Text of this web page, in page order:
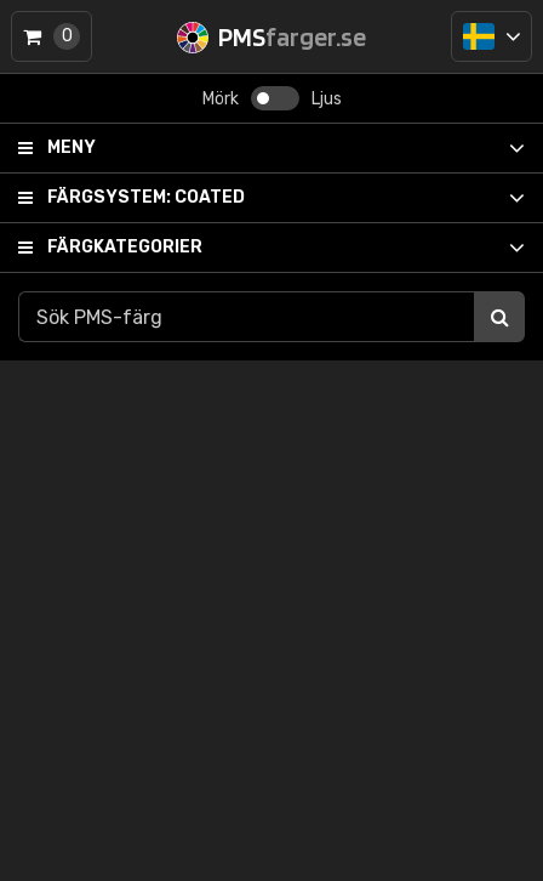
PMSfarger.se
Mörk Ljus
MENY
FÄRGSYSTEM: COATED
FÄRGKATEGORIER
0